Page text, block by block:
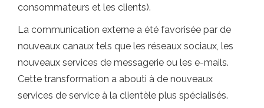
consommateurs et les clients).
La communication externe a été favorisée par de
nouveaux canaux tels que les réseaux sociaux, les
nouveaux services de messagerie ou les e-mails.
Cette transformation a abouti à de nouveaux
services de service à la clientèle plus spécialisés.